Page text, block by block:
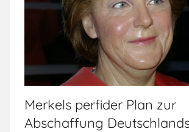
Merkels perfider Plan zur
Abschaffung